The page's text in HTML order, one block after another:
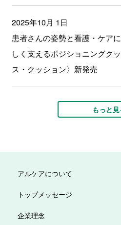
2025年10月 1日
患者さんの姿勢と看護・ケア
しく支えるポジショニングク
ス・クッション〉新発売
もっと見
アルケアについて
トップメッセージ
企業理念